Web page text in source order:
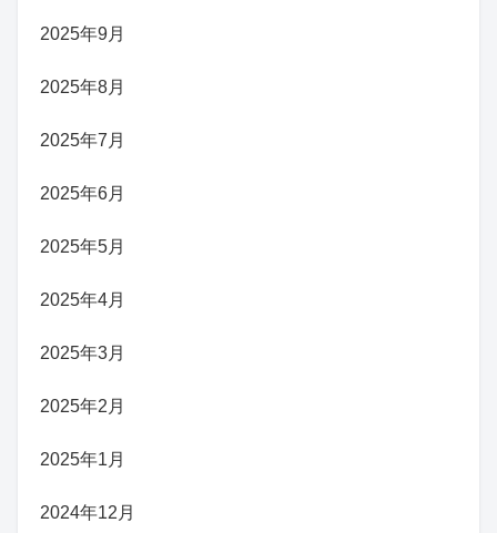
2025年9月
2025年8月
2025年7月
2025年6月
2025年5月
2025年4月
2025年3月
2025年2月
2025年1月
2024年12月